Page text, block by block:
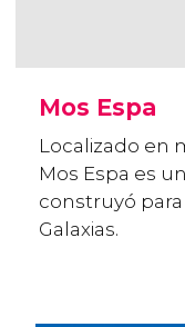
Mos Espa
Localizado en
Mos Espa es
construyó
Galaxias.